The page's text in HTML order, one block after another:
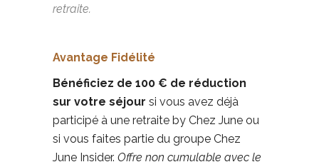
retraite.
Avantage Fidélité
Bénéficiez de 100 € de réduction
sur votre séjour si vous avez déjà
participé à une retraite by Chez June ou
si vous faites partie du groupe Chez
June Insider. Offre non cumulable avec le